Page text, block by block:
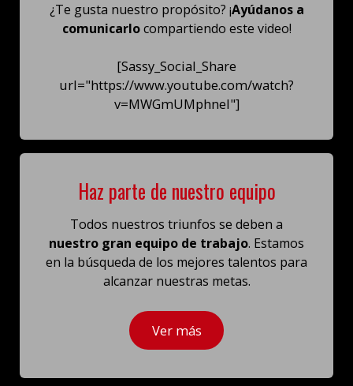
¿Te gusta nuestro propósito? ¡Ayúdanos a
comunicarlocompartiendo este video!
[Sassy_Social_Share
url="https://www.youtube.com/watch?
v=MWGmUMphneI"]
Haz parte de nuestro equipo
Todos nuestros triunfos se deben a
nuestro gran equipo de trabajo. Estamos
en la búsqueda de los mejores talentos para
alcanzar nuestras metas.
Ver más